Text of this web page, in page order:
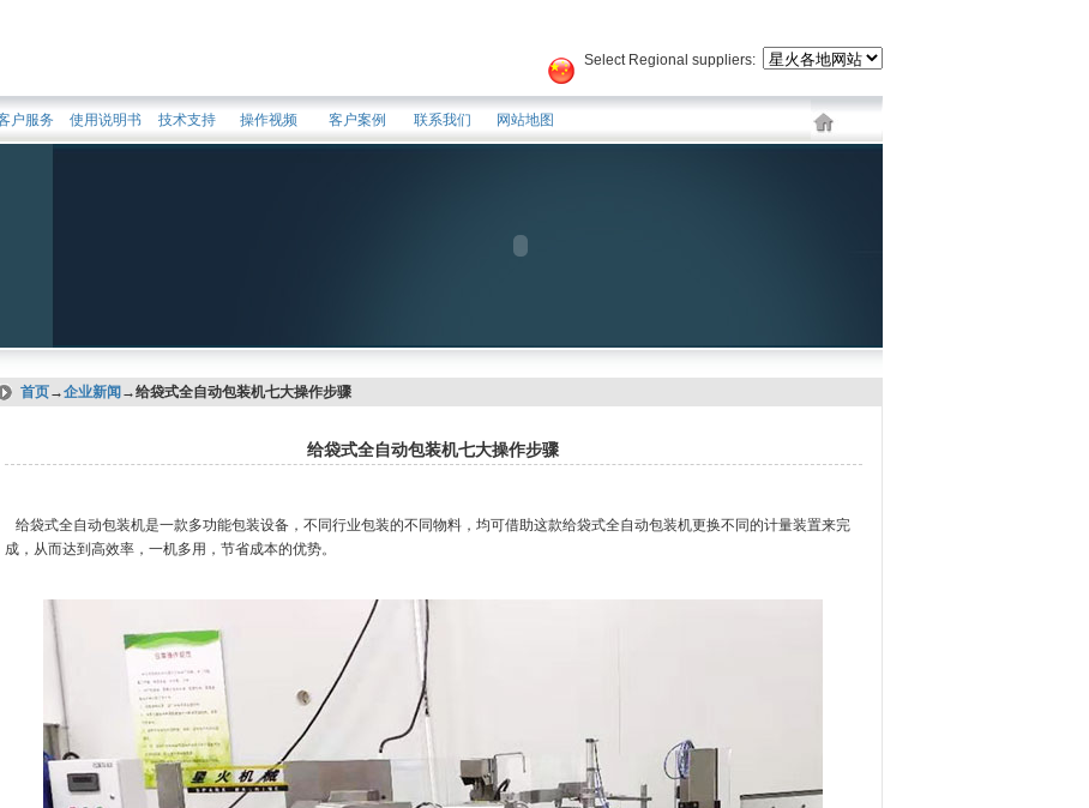
Select Regional suppliers:
户服务 使用说明书 技术支持 操作视频 客户案例 联系我们 网站地图
首页→企业新闻 →给袋式全自动包装机七大操作步骤
给袋式全自动包装机七大操作步骤
给袋式全自动包装机是一款多功能包装设备，不同行业包装的不同物料，均可借助这款给袋式全自动包装机更换不同的计量装置来完
成，从而达到高效率，一机多用，节省成本的优势。